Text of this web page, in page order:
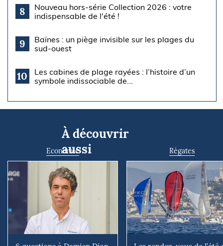
8
Nouveau hors-série Collection 2026 : votre
indispensable de l'été !
9
Baïnes : un piège invisible sur les plages du
sud-ouest
10
Les cabines de plage rayées : l’histoire d’un
symbole indissociable de...
À découvrir
aussi
Economie Régates